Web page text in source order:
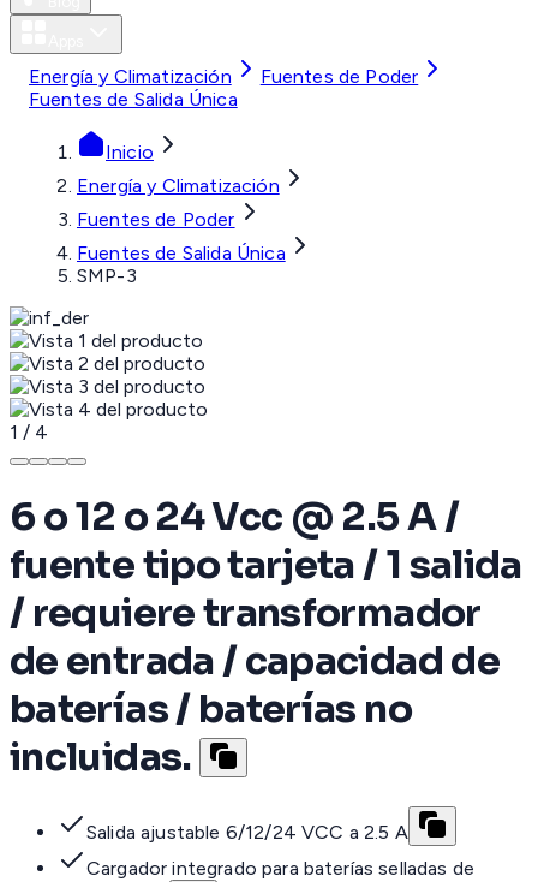
Energía y Climatización
Fuentes de Poder
Fuentes de Salida Única
Inicio
Energía y Climatización
Fuentes de Poder
Fuentes de Salida Única
SMP-3
1 / 4
6 o 12 o 24 Vcc @ 2.5 A /
fuente tipo tarjeta / 1 salida
/ requiere transformador
de entrada / capacidad de
baterías / baterías no
incluidas.
Salida ajustable 6/12/24 VCC a 2.5 A
Cargador integrado para baterías selladas de